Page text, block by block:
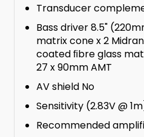
Transducer
Bass driver 8.5"
matrix cone x 2
coated ﬁbre glass
27 x 90mm AMT
AV shield No
Sensitivity (2.83V @
Recommended